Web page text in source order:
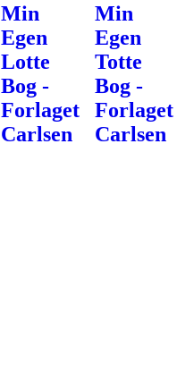
Min
Egen
Lotte
Bog -
Forlaget
Carlsen
Min
Egen
Totte
Bog -
Forlaget
Carlsen